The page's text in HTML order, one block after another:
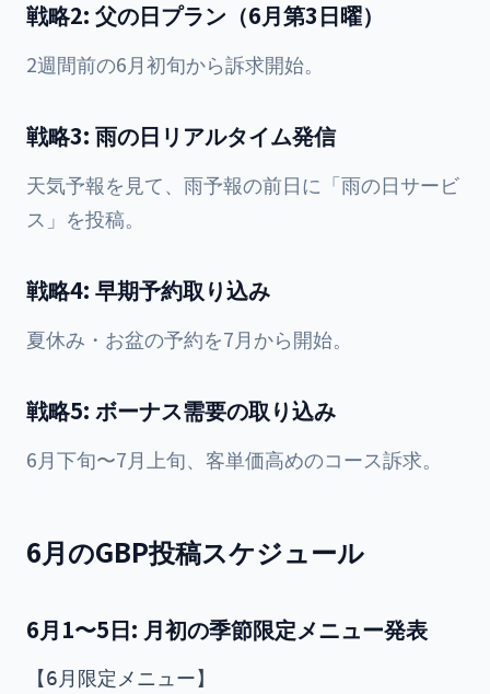
戦略2: 父の日プラン（6月第3日曜）
2週間前の6月初旬から訴求開始。
戦略3: 雨の日リアルタイム発信
天気予報を見て、雨予報の前日に「雨の日サービ
ス」を投稿。
戦略4: 早期予約取り込み
夏休み・お盆の予約を7月から開始。
戦略5: ボーナス需要の取り込み
6月下旬〜7月上旬、客単価高めのコース訴求。
6月のGBP投稿スケジュール
6月1〜5日: 月初の季節限定メニュー発表
【6月限定メニュー】